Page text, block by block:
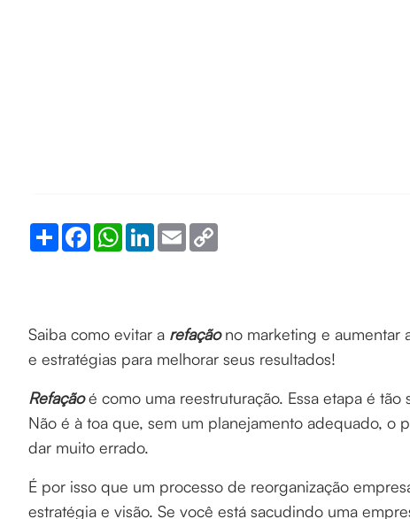
Share FacebookWhatsApp
LinkedInEmail
Saiba como evitar a refaçãono marketing e aumentar
e estratégias para melhorar seus resultados!
Refaçãoé como uma reestruturação. Essa etapa é
Não é à toa que, sem um planejamento adequado, o
dar muito errado.
É por isso que um processo de reorganização
estratégia e visão. Se você está sacudindo uma